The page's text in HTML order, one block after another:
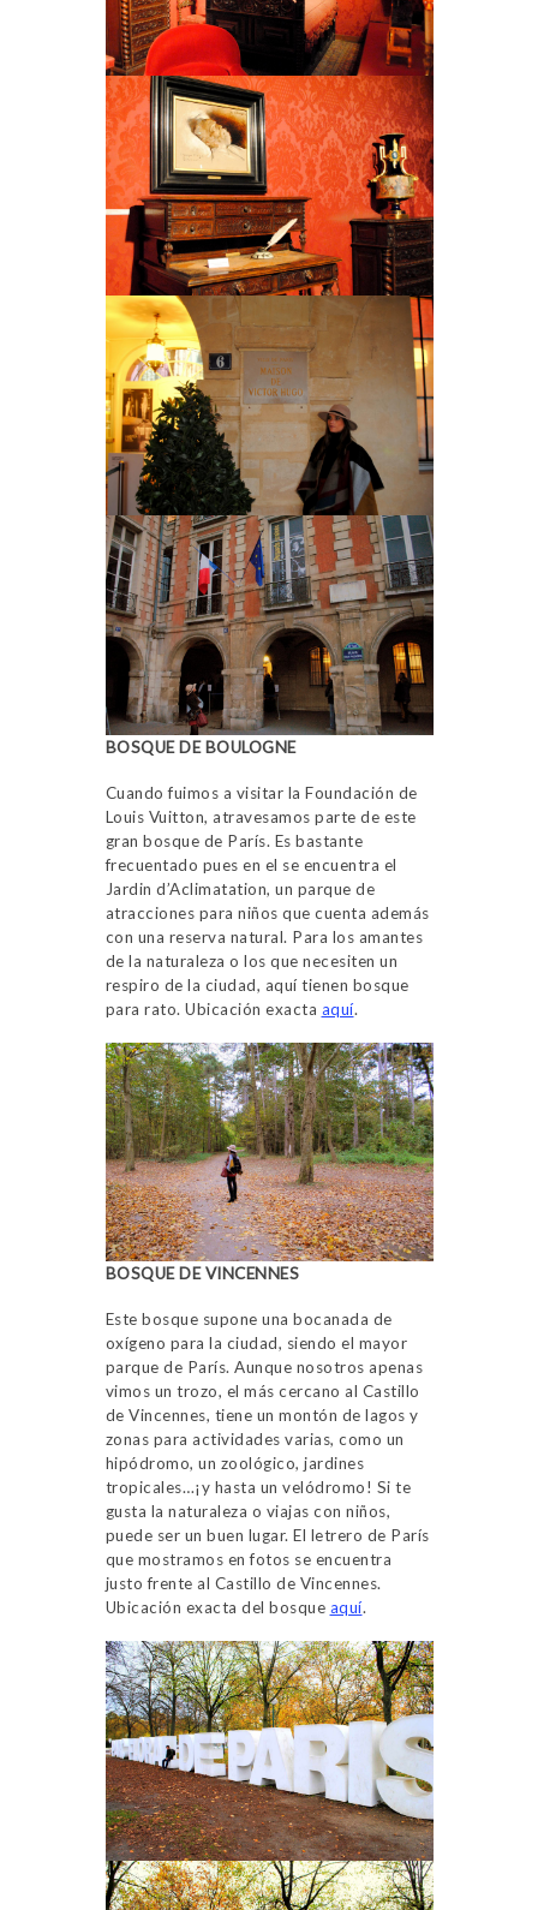
BOSQUE DE BOULOGNE
Cuando fuimos a visitar la Foundación de
Louis Vuitton, atravesamos parte de este
gran bosque de París. Es bastante
frecuentado pues en el se encuentra el
Jardin d’Aclimatation, un parque de
atracciones para niños que cuenta además
con una reserva natural. Para los amantes
de la naturaleza o los que necesiten un
respiro de la ciudad, aquí tienen bosque
para rato. Ubicación exacta aquí.
BOSQUE DE VINCENNES
Este bosque supone una bocanada de
oxígeno para la ciudad, siendo el mayor
parque de París. Aunque nosotros apenas
vimos un trozo, el más cercano al Castillo
de Vincennes, tiene un montón de lagos y
zonas para actividades varias, como un
hipódromo, un zoológico, jardines
tropicales…¡y hasta un velódromo! Si te
gusta la naturaleza o viajas con niños,
puede ser un buen lugar. El letrero de París
que mostramos en fotos se encuentra
justo frente al Castillo de Vincennes.
Ubicación exacta del bosque aquí.